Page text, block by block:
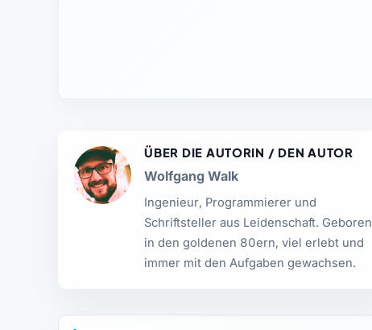
ÜBER DIE AUTORIN / DEN AUTOR
Wolfgang Walk
Ingenieur, Programmierer und
Schriftsteller aus Leidenschaft. Geboren
in den goldenen 80ern, viel erlebt und
immer mit den Aufgaben gewachsen.